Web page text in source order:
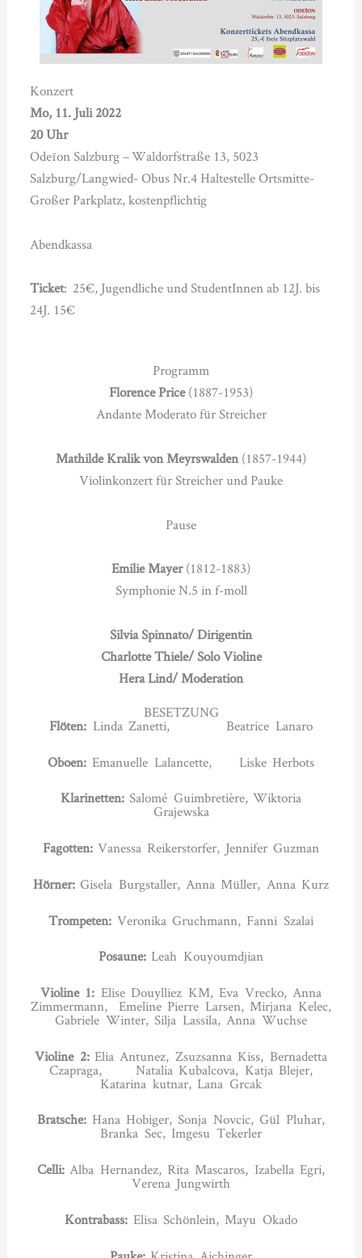
Konzert
Mo, 11. Juli 2022
20 Uhr
Odeïon Salzburg – Waldorfstraße 13, 5023
Salzburg/Langwied- Obus Nr.4 Haltestelle Ortsmitte-
Großer Parkplatz, kostenpflichtig
Abendkassa
Ticket: 25€, Jugendliche und StudentInnen ab 12J. bis
24J. 15€
Programm
Florence Price(1887-1953)
Andante Moderato für Streicher
Mathilde Kralik von Meyrswalden(1857-1944)
Violinkonzert für Streicher und Pauke
Pause
Emilie Mayer(1812-1883)
Symphonie N.5 in f-moll
Silvia Spinnato/ Dirigentin
Charlotte Thiele/ Solo Violine
Hera Lind/ Moderation
BESETZUNG
Flöten: Linda Zanetti, Beatrice Lanaro
Oboen:Emanuelle Lalancette, Liske Herbots
Klarinetten:Salomé Guimbretière, Wiktoria
Grajewska
Fagotten:Vanessa Reikerstorfer, Jennifer Guzman
Hörner:Gisela Burgstaller, Anna Müller, Anna Kurz
Trompeten: Veronika Gruchmann, Fanni Szalai
Posaune: Leah Kouyoumdjian
Violine 1: Elise Douylliez KM, Eva Vrecko, Anna
Zimmermann, Emeline Pierre Larsen, Mirjana Kelec,
Gabriele Winter, Silja Lassila, Anna Wuchse
Violine 2:Elia Antunez, Zsuzsanna Kiss, Bernadetta
Czapraga, Natalia Kubalcova, Katja Blejer,
Katarina kutnar, Lana Grcak
Bratsche: Hana Hobiger, Sonja Novcic, Gül Pluhar,
Branka Sec, Imgesu Tekerler
Celli:Alba Hernandez, Rita Mascaros, Izabella Egri,
Verena Jungwirth
Kontrabass: Elisa Schönlein, Mayu Okado